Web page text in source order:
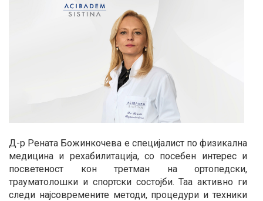
Д-р Рената Божинкочева е специјалист по физикална
медицина и рехабилитација, со посебен интерес и
посветеност кон третман на ортопедски,
трауматолошки и спортски состојби. Таа активно ги
следи најсовремените методи, процедури и техники